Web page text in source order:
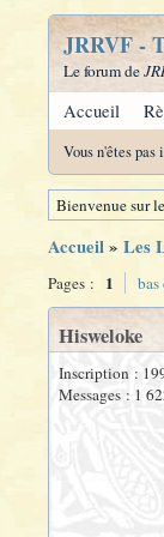
JRRVF -
Le forum de
Accueil
Vous n'êtes
Bienvenue sur
Accueil» Les
Pages : 1 bas
Hisweloke
Inscription :
Messages : 1